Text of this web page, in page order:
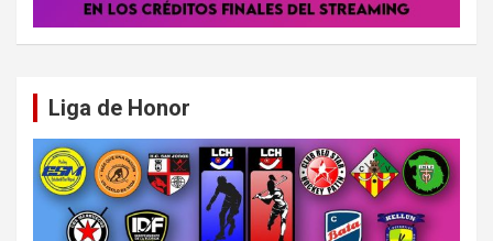
Liga de Honor